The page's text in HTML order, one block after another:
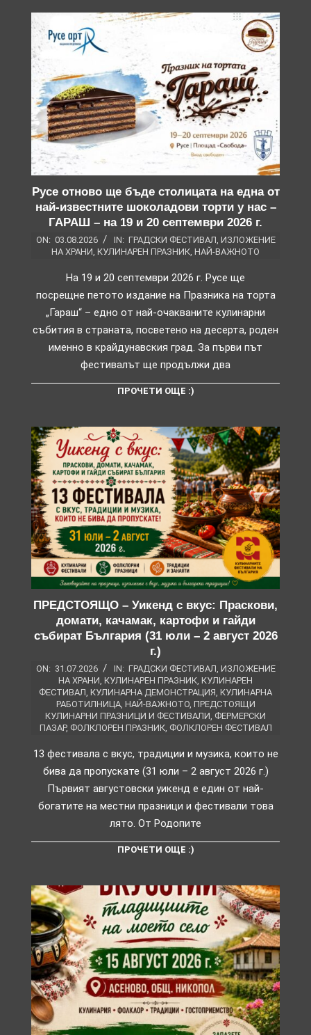
Русе отново ще бъде столицата на една от
най-известните шоколадови торти у нас –
ГАРАШ – на 19 и 20 септември 2026 г.
ON: 03.08.2026 IN: ГРАДСКИ ФЕСТИВАЛ ИЗЛОЖЕНИЕ
НА ХРАНИ КУЛИНАРЕН ПРАЗНИК НАЙ-ВАЖНОТО
На 19 и 20 септември 2026 г. Русе ще
посрещне петото издание на Празника на торта
„Гараш“ – едно от най-очакваните кулинарни
събития в страната, посветено на десерта, роден
именно в крайдунавския град. За първи път
фестивалът ще продължи два
ПРОЧЕТИ ОЩЕ :)
ПРЕДСТОЯЩО – Уикенд с вкус: Праскови,
домати, качамак, картофи и гайди
събират България (31 юли – 2 август 2026
г.)
ON: 31.07.2026 IN: ГРАДСКИ ФЕСТИВАЛ, ИЗЛОЖЕНИЕ
НА ХРАНИ, КУЛИНАРЕН ПРАЗНИК, КУЛИНАРЕН
ФЕСТИВАЛ, КУЛИНАРНА ДЕМОНСТРАЦИЯ, КУЛИНАРНА
РАБОТИЛНИЦА, НАЙ-ВАЖНОТО, ПРЕДСТОЯЩИ
КУЛИНАРНИ ПРАЗНИЦИ И ФЕСТИВАЛИ, ФЕРМЕРСКИ
ПАЗАР, ФОЛКЛОРЕН ПРАЗНИК, ФОЛКЛОРЕН ФЕСТИВАЛ
13 фестивала с вкус, традиции и музика, които не
бива да пропускате (31 юли – 2 август 2026 г.)
Първият августовски уикенд е един от най-
богатите на местни празници и фестивали това
лято. От Родопите
ПРОЧЕТИ ОЩЕ :)